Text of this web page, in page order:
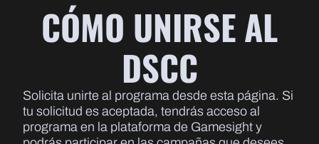
CÓMO UNIRSE AL
DSCC
Solicita unirte al programa desde esta página. Si
tu solicitud es aceptada, tendrás acceso al
programa en la plataforma de Gamesight y